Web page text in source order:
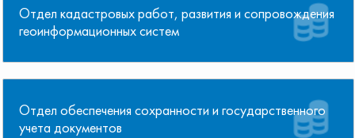
Отдел кадастровых работ, развития и сопровождения
геоинформационных систем
Отдел обеспечения сохранности и государственного
учета документов